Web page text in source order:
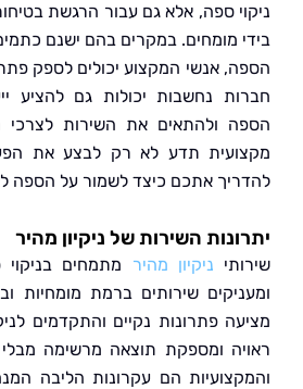
ספה, אלא גם עבור הרגשת בטיחות
מומחים. במקרים בהם ישנם כתמים או
אנשי המקצוע יכולים לספק פתרונות
נחשבות יכולות גם להציע ייעוץ
ולהתאים את השירות לצרכי הלקוח.
תדע לא רק לבצע את הפעולה
אתכם כיצד לשמור על הספה לאורך זמן.
השירות של ניקיון מהיר
ניקיון מהירמתמחים בניקוי ספות
שירותים ברמת מומחיות וביצוע
פתרונות נקיים והתקדמים לניקוי עור
ומספקת תוצאה מרשימה מבלי לגרום
הם עקרונות הליבה המנחים